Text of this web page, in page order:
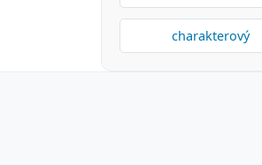
charakterový